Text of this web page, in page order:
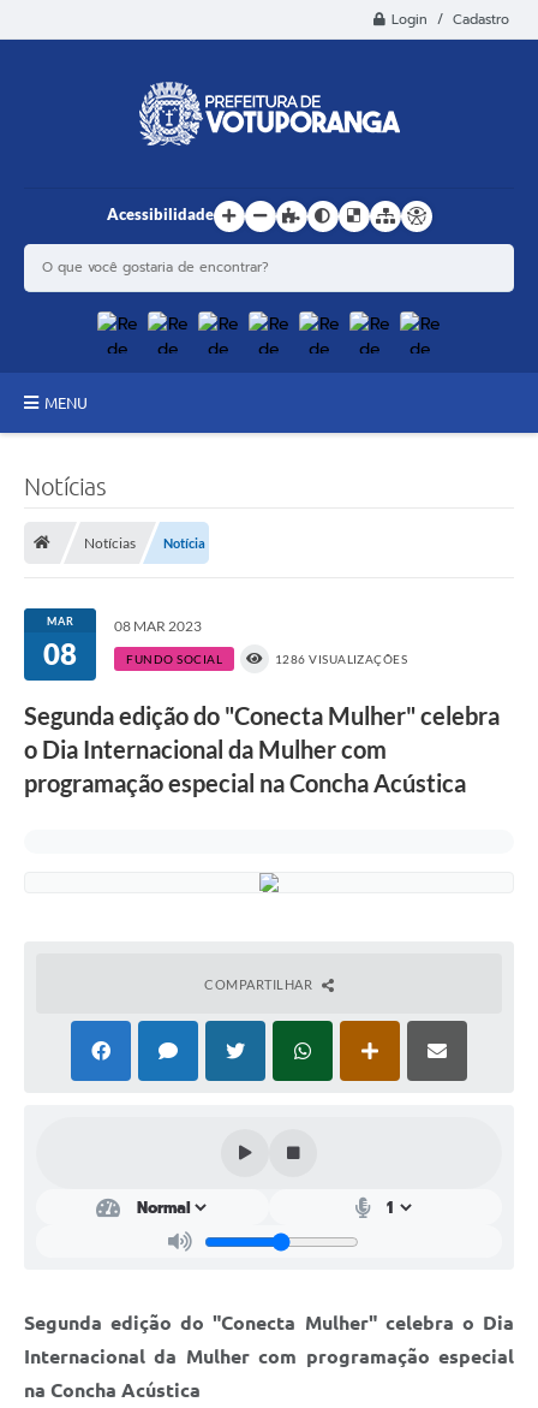
Login / Cadastro
Acessibilidade
MENU
A História
Notícias
Diário Oficial
Prestação de Contas
Contas Públicas
Audiências Públicas
Telefones Úteis
Emprega
Notícias
Notícias Notícia
MAR
08
08 MAR 2023
FUNDO SOCIAL 1286 VISUALIZAÇÕES
Segunda edição do "Conecta Mulher" celebra
o Dia Internacional da Mulher com
programação especial na Concha Acústica
COMPARTILHAR
Segunda edição do "Conecta Mulher" celebra o Dia
Internacional da Mulher com programação especial
na Concha Acústica